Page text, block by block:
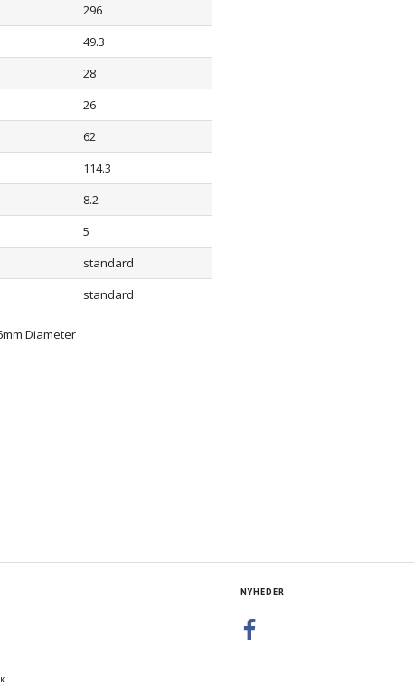
296
49.3
28
26
62
114.3
8.2
5
standard
standard
Diameter
NYHEDER